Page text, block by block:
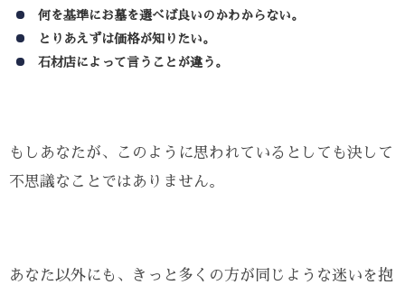
何を基準にお墓を選べば良いのかわからない。
とりあえずは価格が知りたい。
石材店によって言うことが違う。
もしあなたが、このように思われているとしても決して
不思議なことではありません。
あなた以外にも、きっと多くの方が同じような迷いを抱